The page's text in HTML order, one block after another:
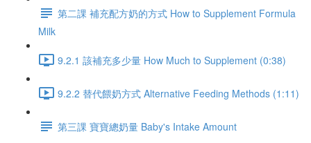
第二課 補充配方奶的方式 How to Supplement Formula
Milk
9.2.1 該補充多少量 How Much to Supplement (0:38)
9.2.2 替代餵奶方式 Alternative Feeding Methods (1:11)
第三課 寶寶總奶量 Baby's Intake Amount